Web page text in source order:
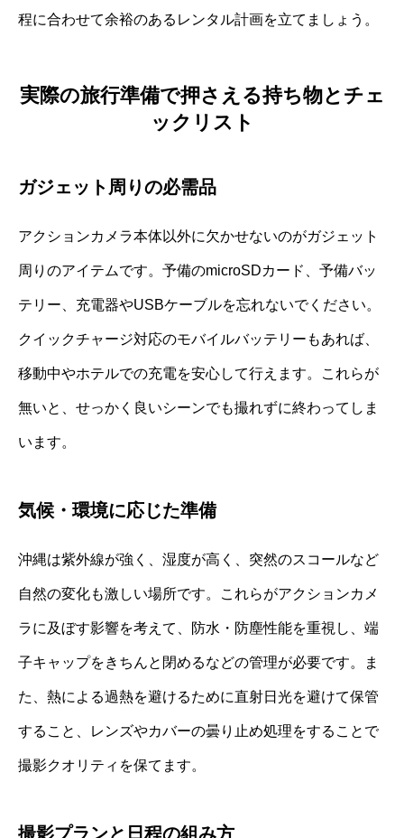
程に合わせて余裕のあるレンタル計画を立てましょう。
実際の旅行準備で押さえる持ち物とチェ
ックリスト
ガジェット周りの必需品
アクションカメラ本体以外に欠かせないのがガジェット
周りのアイテムです。予備のmicroSDカード、予備バッ
テリー、充電器やUSBケーブルを忘れないでください。
クイックチャージ対応のモバイルバッテリーもあれば、
移動中やホテルでの充電を安心して行えます。これらが
無いと、せっかく良いシーンでも撮れずに終わってしま
います。
気候・環境に応じた準備
沖縄は紫外線が強く、湿度が高く、突然のスコールなど
自然の変化も激しい場所です。これらがアクションカメ
ラに及ぼす影響を考えて、防水・防塵性能を重視し、端
子キャップをきちんと閉めるなどの管理が必要です。ま
た、熱による過熱を避けるために直射日光を避けて保管
すること、レンズやカバーの曇り止め処理をすることで
撮影クオリティを保てます。
撮影プランと日程の組み方